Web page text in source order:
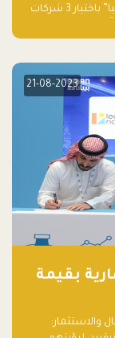
تخريج الدفعة الأولى من برنامج “المرأة والتكنولوجيا” باختيار 3 شركات
خضعن لبرنامج حاضنة مدته 8 أسابيع، أفكاراً مبتكرة
21-08-2023
بقيمة
والاستثمار: